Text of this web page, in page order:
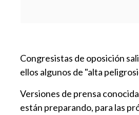
Congresistas de oposición
ellos algunos de "alta
Versiones de prensa
están preparando, para las